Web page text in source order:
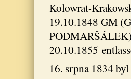
Kolowrat-
19.10.1848 GM
20.10.1855
16. srpna 1834